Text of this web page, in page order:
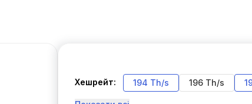
Хешрейт: 194 Th/s 196 Th/s